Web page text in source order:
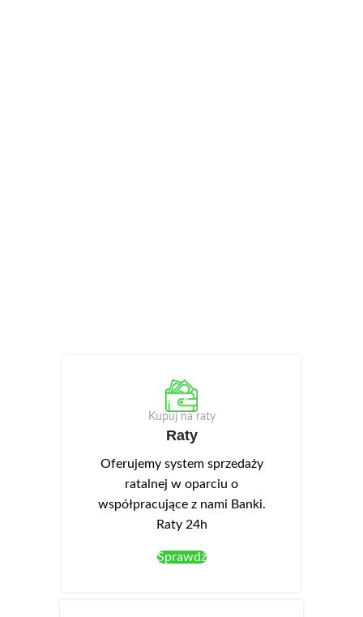
Kupuj na raty
Raty
Oferujemy system sprzedaży
ratalnej w oparciu o
współpracujące z nami Banki.
Raty 24h
Sprawdź